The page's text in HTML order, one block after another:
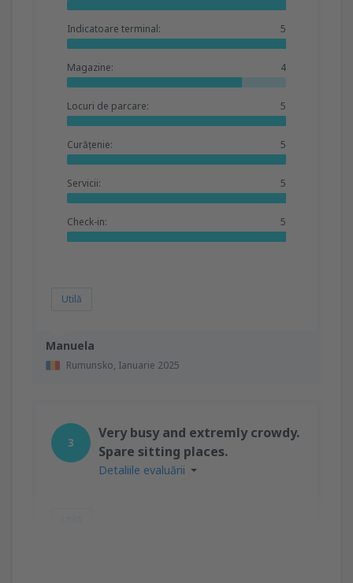
Manuela
Rumunsko, Ianuarie 2025
Indicatoare terminal: 5
Magazine: 4
Locuri de parcare: 5
Curățenie: 5
Servicii: 5
Check-in: 5
Utilă
3
Very busy and extremly crowdy.
Spare sitting places.
Detaliile evaluării